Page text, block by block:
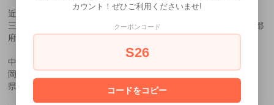
近畿
三重県:650円 和歌山県:650円 滋賀県:650円 奈良県:650円 京都
府:650円 大阪府:650円 兵庫県:650円
中国
岡山県:550円 広島県:550円 鳥取県:550円 島根県:550円 山口
県:550円
カウント！ぜひご利用くださいませ!
クーポンコード
S26
コードをコピー